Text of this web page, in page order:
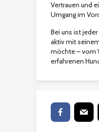
Vertrauen und
Umgang im
Bei uns ist
aktiv mit
möchte – vom
erfahrenen